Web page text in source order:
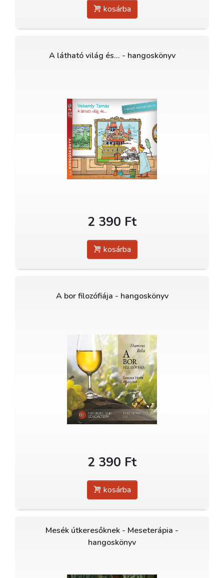
kosárba
A látható világ és... - hangoskönyv
2 390 Ft
kosárba
A bor filozófiája - hangoskönyv
2 390 Ft
kosárba
Mesék útkeresőknek - Meseterápia -
hangoskönyv